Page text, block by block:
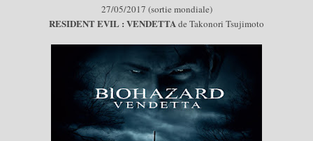
27/05/2017 (sortie mondiale)
RESIDENT EVIL : VENDETTA de Takonori Tsujimoto